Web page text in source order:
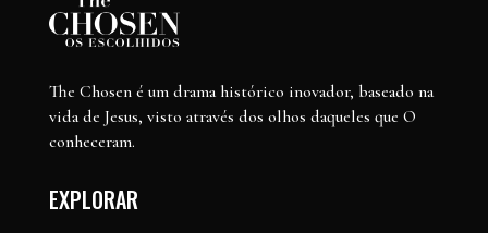
The Chosen é um drama histórico inovador, baseado na
vida de Jesus, visto através dos olhos daqueles que O
conheceram.
EXPLORAR